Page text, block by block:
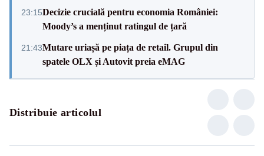
23:15Decizie crucială pentru economia României:
Moody’s a menținut ratingul de țară
21:43Mutare uriașă pe piața de retail. Grupul din
spatele OLX și Autovit preia eMAG
Distribuie articolul